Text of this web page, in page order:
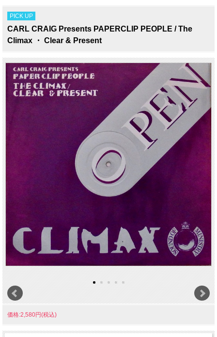
PICK UP
CARL CRAIG Presents PAPERCLIP PEOPLE / The
Climax ・ Clear & Present
価格:2,580円(税込)